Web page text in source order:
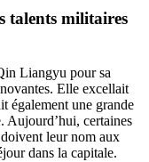
talents militaires
Liangyu pour sa
Elle excellait
également une grande
Aujourd’hui, certaines
leur nom aux
dans la capitale.